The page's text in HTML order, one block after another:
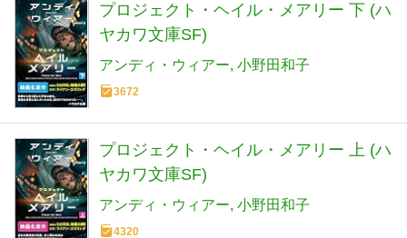
プロジェクト・ヘイル・メアリー 下 (ハ
ヤカワ文庫SF)
アンディ・ウィアー 小野田和子
3672
プロジェクト・ヘイル・メアリー 上 (ハ
ヤカワ文庫SF)
アンディ・ウィアー 小野田和子
4320